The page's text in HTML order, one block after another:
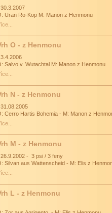
Uran Ro-Kop M: Manon z Henmonu
O - z Henmonu
Salvo v. Wutachtal M: Manon z Henmonu
N - z Henmonu
Cerro Hartis Bohemia - M: Manon z
M - z Henmonu
- 3 psi / 3 feny
Silvan aus Wattenscheid - M: Elis z
L - z Henmonu